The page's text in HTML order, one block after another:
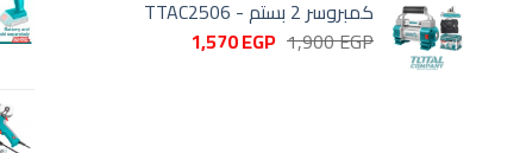
4,100 EGP.
3,600 EGP.
كمبروسر 2 بستم - TTAC2506
1,900EGP السعر1,570EGP